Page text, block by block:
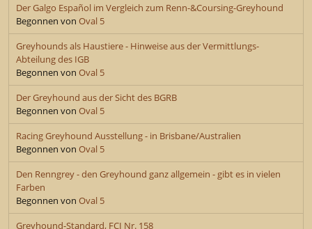
Der Galgo Español im Vergleich zum Renn-&Coursing-Greyhound
Begonnen von Oval 5
Greyhounds als Haustiere - Hinweise aus der Vermittlungs-
Abteilung des IGB
Begonnen von Oval 5
Der Greyhound aus der Sicht des BGRB
Begonnen von Oval 5
Racing Greyhound Ausstellung - in Brisbane/Australien
Begonnen von Oval 5
Den Renngrey - den Greyhound ganz allgemein - gibt es in vielen
Farben
Begonnen von Oval 5
Greyhound-Standard, FCI Nr. 158